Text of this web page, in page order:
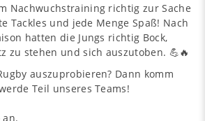
Nachwuchstraining richtig zur Sache
Tackles und jede Menge Spaß! Nach
hatten die Jungs richtig Bock,
zu stehen und sich auszutoben. 💪🔥
auszuprobieren? Dann komm
Teil unseres Teams!
an.